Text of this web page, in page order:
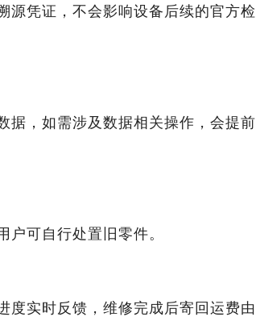
源凭证，不会影响设备后续的官方检
据，如需涉及数据相关操作，会提前
可自行处置旧零件。
度实时反馈，维修完成后寄回运费由